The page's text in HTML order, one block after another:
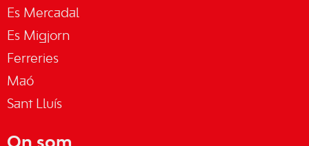
Es Mercadal
Es Migjorn
Ferreries
Maó
Sant Lluís